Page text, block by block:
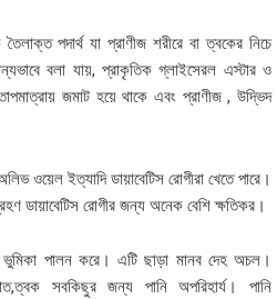
পদার্থ যা প্রাণীজ শরীরে বা ত্বকের নিচে
বলা যায়, প্রাকৃতিক গ্লাইসেরল এস্টার ও
জমাট হয়ে থাকে এবং প্রাণীজ , উদ্ভিদ
ওয়েল ইত্যাদি ডায়াবেটিস রোগীরা খেতে পারে।
ডায়াবেটিস রোগীর জন্য অনেক বেশি ক্ষতিকর।
ভুমিকা পালন করে। এটি ছাড়া মানব দেহ অচল।
সবকিছুর জন্য পানি অপরিহার্য। পানি